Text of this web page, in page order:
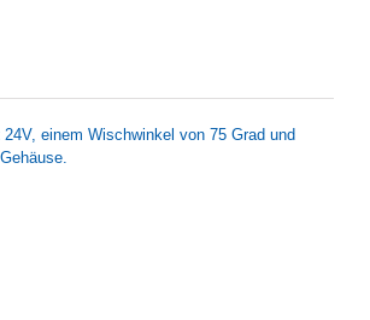
einem Wischwinkel von 75 Grad und